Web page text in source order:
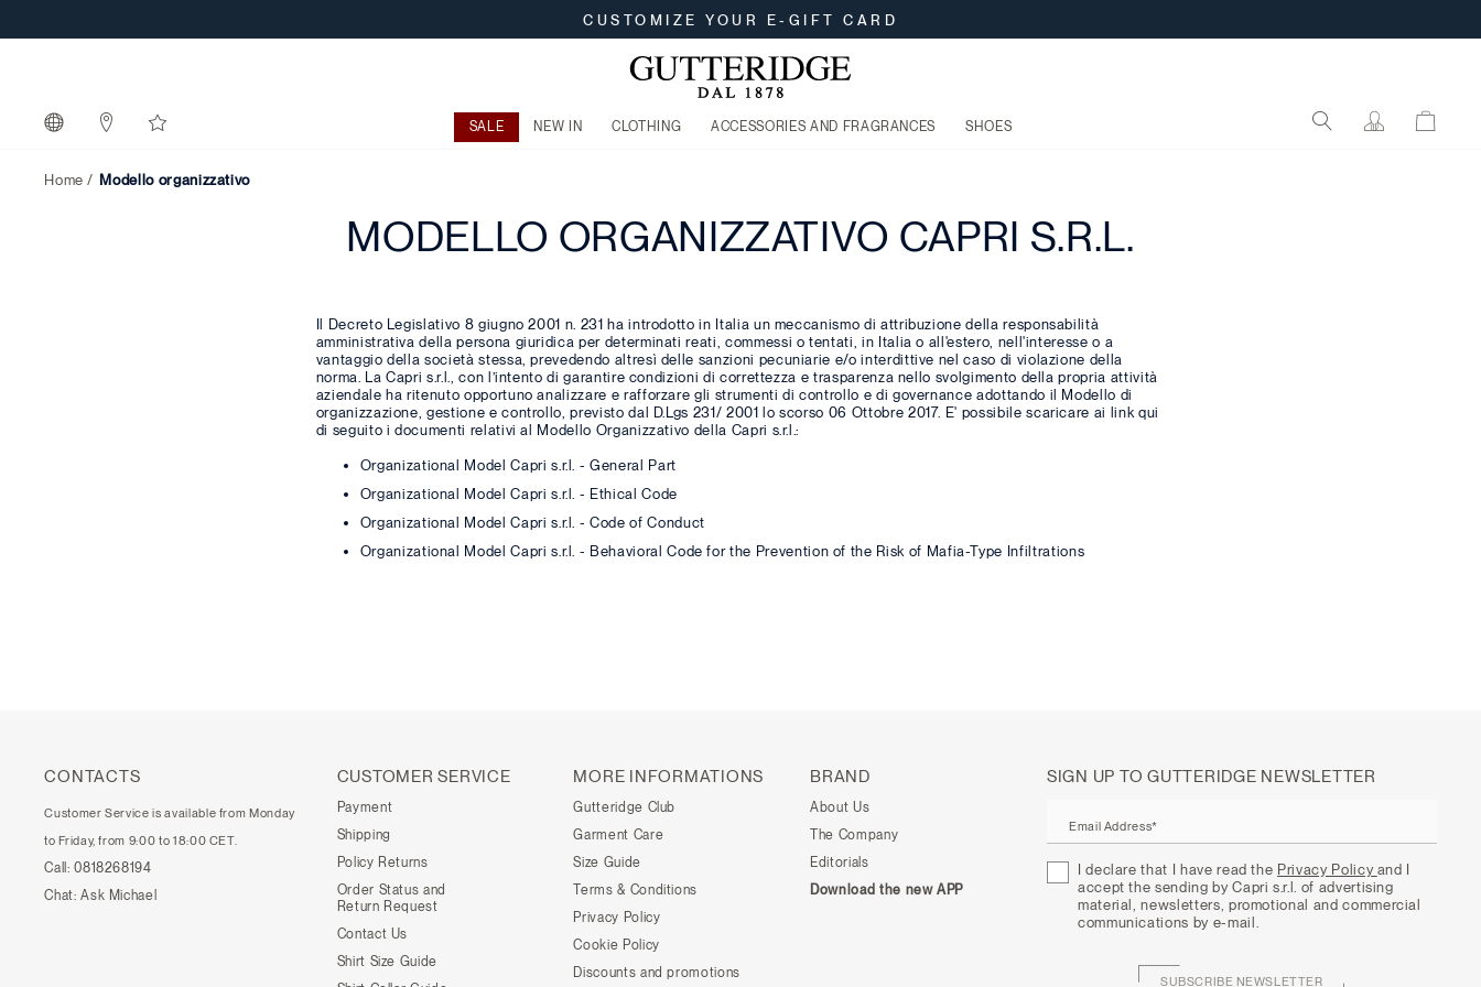
CUSTOMIZE YOUR E-GIFT CARD
SALE NEW IN CLOTHING ACCESSORIES AND FRAGRANCES SHOES
Home Modello organizzativo
MODELLO ORGANIZZATIVO CAPRI S.R.L.
Il Decreto Legislativo 8 giugno 2001 n. 231 ha introdotto in Italia un meccanismo di attribuzione della responsabilità
amministrativa della persona giuridica per determinati reati, commessi o tentati, in Italia o all'estero, nell'interesse o a
vantaggio della società stessa, prevedendo altresì delle sanzioni pecuniarie e/o interdittive nel caso di violazione della
norma. La Capri s.r.l., con l’intento di garantire condizioni di correttezza e trasparenza nello svolgimento della propria attività
aziendale ha ritenuto opportuno analizzare e rafforzare gli strumenti di controllo e di governance adottando il Modello di
organizzazione, gestione e controllo, previsto dal D.Lgs 231/ 2001 lo scorso 06 Ottobre 2017. E' possibile scaricare ai link qui
di seguito i documenti relativi al Modello Organizzativo della Capri s.r.l.:
Organizational Model Capri s.r.l. - General Part
Organizational Model Capri s.r.l. - Ethical Code
Organizational Model Capri s.r.l. - Code of Conduct
Organizational Model Capri s.r.l. - Behavioral Code for the Prevention of the Risk of Mafia-Type Infiltrations
CONTACTS
Customer Service is available from Monday
to Friday, from 9:00 to 18:00 CET.
Call: 0818268194
Chat: Ask Michael
CUSTOMER SERVICE
Payment
Shipping
Policy Returns
Order Status and
Return Request
Contact Us
Shirt Size Guide
MORE INFORMATIONS
Gutteridge Club
Garment Care
Size Guide
Terms & Conditions
Privacy Policy
Cookie Policy
Discounts and promotions
BRAND
About Us
The Company
Editorials
Download the new APP
SIGN UP TO GUTTERIDGE NEWSLETTER
Email Address*
I declare that I have read the Privacy Policy and I
accept the sending by Capri s.r.l. of advertising
material, newsletters, promotional and commercial
communications by e-mail.
SUBSCRIBE NEWSLETTER